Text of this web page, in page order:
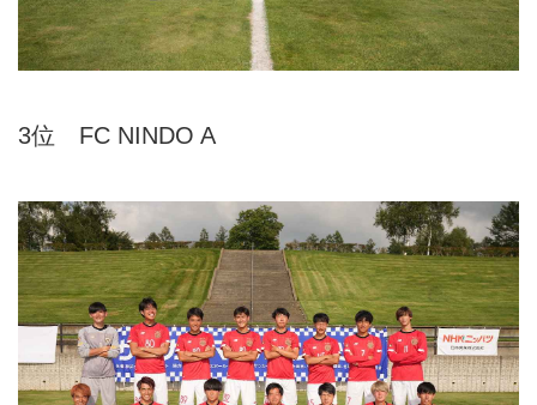
3位 FC NINDO A